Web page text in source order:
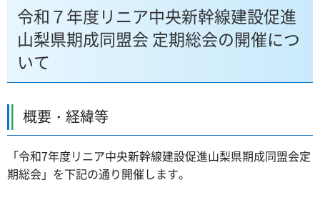
令和７年度リニア中央新幹線建設促進
山梨県期成同盟会 定期総会の開催につ
いて
概要・経緯等
「令和7年度リニア中央新幹線建設促進山梨県期成同盟会定
期総会」を下記の通り開催します。